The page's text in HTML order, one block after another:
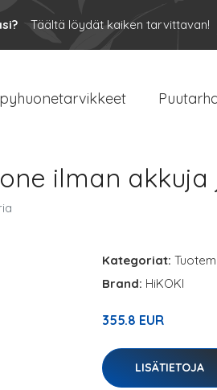
Täältä löydät kaiken tarvittavan!
ilman
Kategoriat:
Brand: HiKOKI
355.8 EUR
LISÄTIETOJA